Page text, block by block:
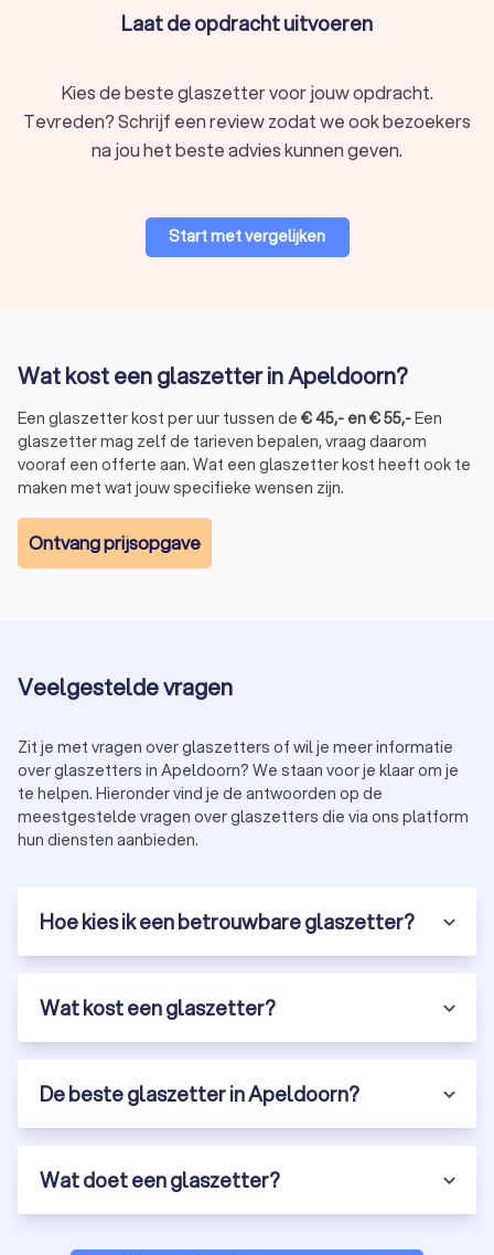
Laat de opdracht uitvoeren
Kies de beste glaszetter voor jouw opdracht.
Tevreden? Schrijf een review zodat we ook bezoekers
na jou het beste advies kunnen geven.
Start met vergelijken
Wat kost een glaszetter in Apeldoorn?
Een glaszetter kost per uur tussen de €45,- en€55,-Een
glaszetter mag zelf de tarieven bepalen, vraag daarom
vooraf een offerte aan. Wat een glaszetter kost heeft ook te
maken met wat jouw specifieke wensen zijn.
Ontvang prijsopgave
Veelgestelde vragen
Zit je met vragen over glaszetters of wil je meer informatie
over glaszetters in Apeldoorn? We staan voor je klaar om je
te helpen. Hieronder vind je de antwoorden op de
meestgestelde vragen over glaszetters die via ons platform
hun diensten aanbieden.
Hoe kies ik een betrouwbare glaszetter?
Wat kost een glaszetter?
De beste glaszetter in Apeldoorn?
Wat doet een glaszetter?